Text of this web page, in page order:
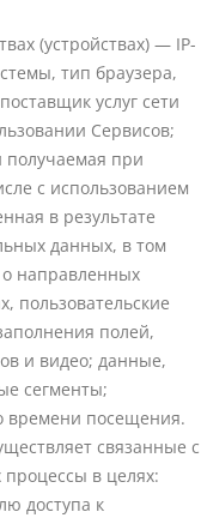
(устройствах) — IP-
тип браузера,
услуг сети
Сервисов;
получаемая при
с использованием
в результате
данных, в том
направленных
пользовательские
полей,
и видео; данные,
сегменты;
времени посещения.
связанные с
в целях:
доступа к